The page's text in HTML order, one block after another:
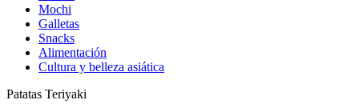
Mochi
Galletas
Snacks
Alimentación
Cultura y belleza asiática
Patatas Teriyaki